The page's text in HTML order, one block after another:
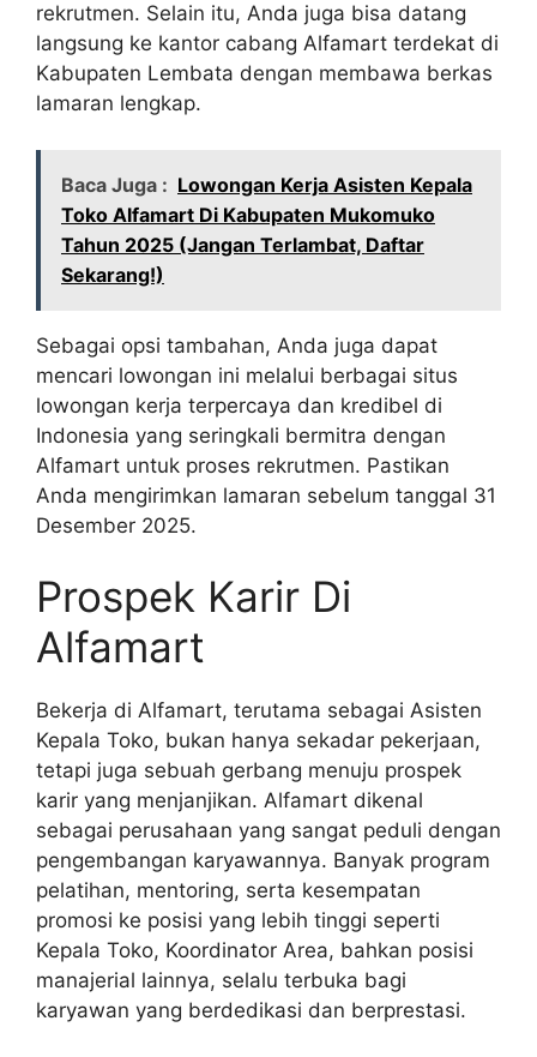
rekrutmen. Selain itu, Anda juga bisa datang
langsung ke kantor cabang Alfamart terdekat di
Kabupaten Lembata dengan membawa berkas
lamaran lengkap.
Baca Juga : Lowongan Kerja Asisten Kepala
Toko Alfamart Di Kabupaten Mukomuko
Tahun 2025 (Jangan Terlambat, Daftar
Sekarang!)
Sebagai opsi tambahan, Anda juga dapat
mencari lowongan ini melalui berbagai situs
lowongan kerja terpercaya dan kredibel di
Indonesia yang seringkali bermitra dengan
Alfamart untuk proses rekrutmen. Pastikan
Anda mengirimkan lamaran sebelum tanggal 31
Desember 2025.
Prospek Karir Di
Alfamart
Bekerja di Alfamart, terutama sebagai Asisten
Kepala Toko, bukan hanya sekadar pekerjaan,
tetapi juga sebuah gerbang menuju prospek
karir yang menjanjikan. Alfamart dikenal
sebagai perusahaan yang sangat peduli dengan
pengembangan karyawannya. Banyak program
pelatihan, mentoring, serta kesempatan
promosi ke posisi yang lebih tinggi seperti
Kepala Toko, Koordinator Area, bahkan posisi
manajerial lainnya, selalu terbuka bagi
karyawan yang berdedikasi dan berprestasi.